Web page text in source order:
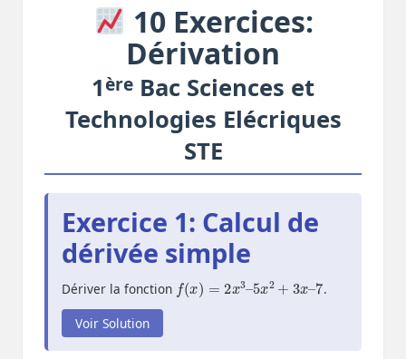
10 Exercices:
Dérivation
1ère Bac Sciences et
Technologies Elécriques
STE
Exercice 1: Calcul de
dérivée simple
Dériver la fonction
(x = 5 x2 +3
.
Voir Solution